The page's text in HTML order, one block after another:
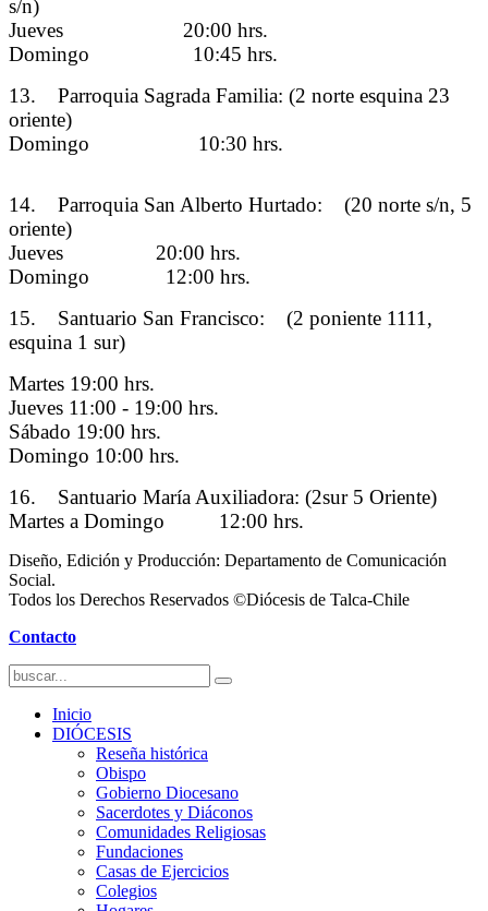
s/n)
Jueves 20:00 hrs.
Domingo 10:45 hrs.
13. Parroquia Sagrada Familia: (2 norte esquina 23
oriente)
Domingo 10:30 hrs.
14. Parroquia San Alberto Hurtado: (20 norte s/n, 5
oriente)
Jueves 20:00 hrs.
Domingo 12:00 hrs.
15. Santuario San Francisco: (2 poniente 1111,
esquina 1 sur)
Martes 19:00 hrs.
Jueves 11:00 - 19:00 hrs.
Sábado 19:00 hrs.
Domingo 10:00 hrs.
16. Santuario María Auxiliadora: (2sur 5 Oriente)
Martes a Domingo 12:00 hrs.
Diseño, Edición y Producción: Departamento de Comunicación
Social.
Todos los Derechos Reservados ©Diócesis de Talca-Chile
Contacto
Inicio
DIÓCESIS
Reseña histórica
Obispo
Gobierno Diocesano
Sacerdotes y Diáconos
Comunidades Religiosas
Fundaciones
Casas de Ejercicios
Colegios